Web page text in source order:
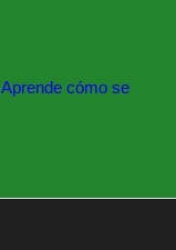
(OAC)
Aprende cómo se